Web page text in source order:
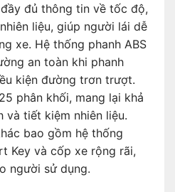
đủ thông tin về tốc độ,
liệu, giúp người lái dễ
xe. Hệ thống phanh ABS
an toàn khi phanh
kiện đường trơn trượt.
phân khối, mang lại khả
và tiết kiệm nhiên liệu.
bao gồm hệ thống
Key và cốp xe rộng rãi,
người sử dụng.